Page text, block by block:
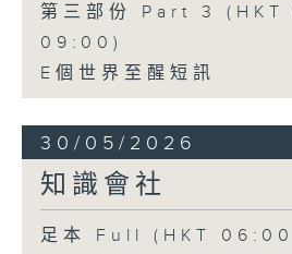
第三部份 Part 3
09:00)
E個世界至醒短訊
30/05/2026
知識會社
足本 Full (HKT